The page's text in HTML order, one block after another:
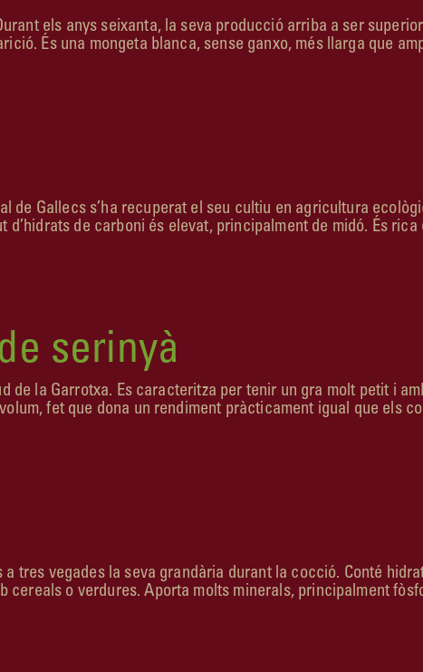
els anys seixanta, la seva producció arriba a ser
És una mongeta blanca, sense ganxo, més llarga que
de Gallecs s’ha recuperat el seu cultiu en agricultura
de carboni és elevat, principalment de midó. És rica
serinyà
de la Garrotxa. Es caracteritza per tenir un gra molt petit i
fet que dona un rendiment pràcticament igual que els
tres vegades la seva grandària durant la cocció. Conté
cereals o verdures. Aporta molts minerals, principalment